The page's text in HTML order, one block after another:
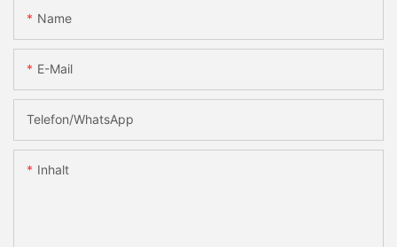
Name
E-Mail
Telefon/WhatsApp
Inhalt